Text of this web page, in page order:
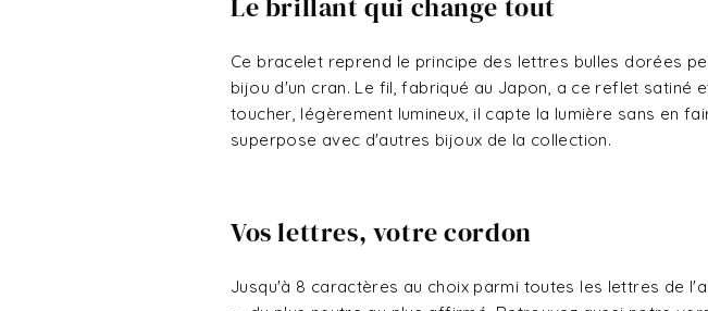
Ce bracelet reprend le principe des lettres bulles dorées
bijou d'un cran. Le fil, fabriqué au Japon, a ce reflet satiné
toucher, légèrement lumineux, il capte la lumière sans en
superpose avec d'autres bijoux de la collection.
Vos lettres, votre cordon
Jusqu'à 8 caractères au choix parmi toutes les lettres de